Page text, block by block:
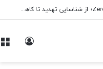
روش‌های جلوگیری از حملات Zero-Day؛ از شناسایی تهدید تا کاهش ریسک